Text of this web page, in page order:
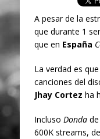
A pesar de la
que durante 1
que en España
La verdad es
canciones del
Jhay Cortez ha
Incluso Dondade
600K streams,